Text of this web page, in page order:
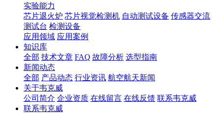
实验能力
芯片退火炉 芯片视觉检测机 自动测试设备 传感器交流
测试台 检测设备
应用领域 应用案例
知识库
全部 技术文章 FAQ 故障分析 选型指南
新闻动态
全部 产品动态 行业资讯 航空航天新闻
关于韦克威
公司简介 企业资质 在线留言 在线反馈 联系韦克威
联系韦克威